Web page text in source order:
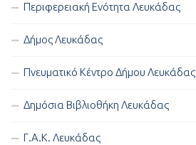
Περιφερειακή Ενότητα Λευκάδας
Δήμος Λευκάδας
Πνευματικό Κέντρο Δήμου Λευκάδας
Δημόσια Βιβλιοθήκη Λευκάδας
Γ.Α.Κ. Λευκάδας